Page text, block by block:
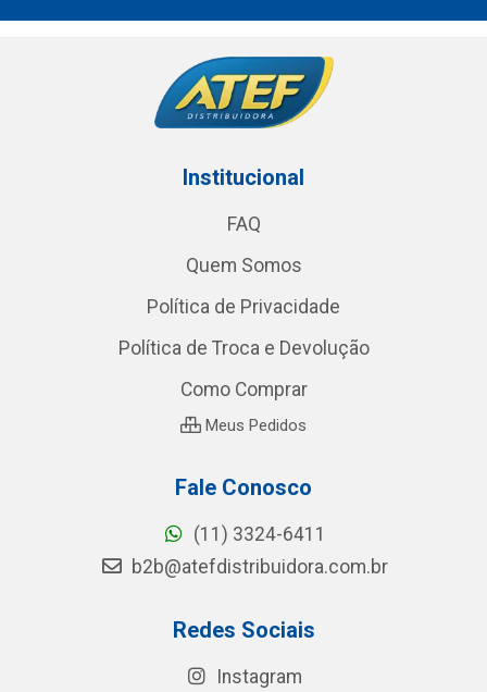
Institucional
FAQ
Quem Somos
Política de Privacidade
Política de Troca e Devolução
Como Comprar
Meus Pedidos
Fale Conosco
(11) 3324-6411
b2b@atefdistribuidora.com.br
Redes Sociais
Instagram